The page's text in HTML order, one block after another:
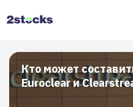
Кто может
Euroclear и